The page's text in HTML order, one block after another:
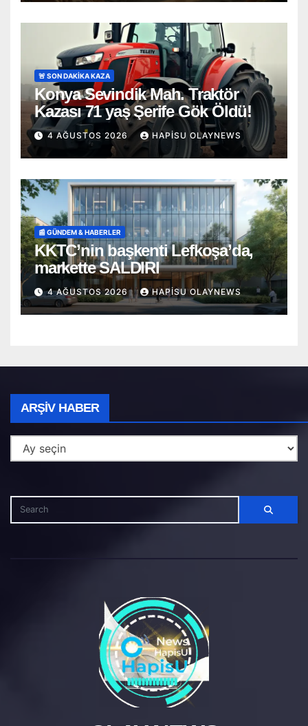
🚨 SON DAKİKA KAZA
Konya Sevindik Mah. Traktör
Kazası 71 yaş Şerife Gök Öldü!
4 AĞUSTOS 2026 HAPISU OLAYNEWS
📰 GÜNDEM & HABERLER
KKTC’nin başkenti Lefkoşa’da,
markette SALDIRI
4 AĞUSTOS 2026 HAPISU OLAYNEWS
ARŞIV HABER
Haber